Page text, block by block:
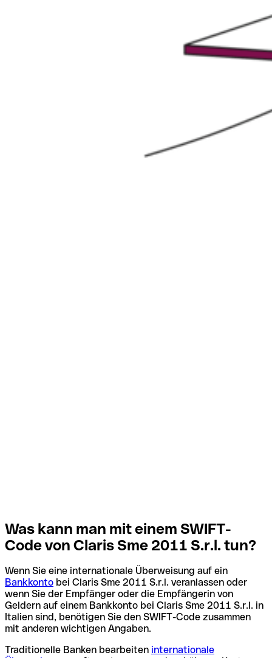
Was kann man mit einem SWIFT-
Code von Claris Sme 2011 S.r.l. tun?
Wenn Sie eine internationale Überweisung auf ein
Bankkonto bei Claris Sme 2011 S.r.l. veranlassen oder
wenn Sie der Empfänger oder die Empfängerin von
Geldern auf einem Bankkonto bei Claris Sme 2011 S.r.l. in
Italien sind, benötigen Sie den SWIFT-Code zusammen
mit anderen wichtigen Angaben.
Traditionelle Banken bearbeiten internationale